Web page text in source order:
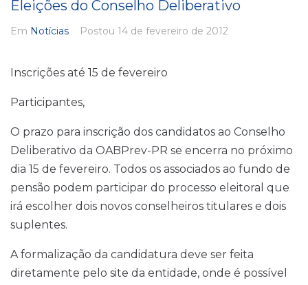
Eleições do Conselho Deliberativo
Em Notícias Postou 14 de fevereiro de 2012
Inscrições até 15 de fevereiro
Participantes,
O prazo para inscrição dos candidatos ao Conselho
Deliberativo da OABPrev-PR se encerra no próximo
dia 15 de fevereiro. Todos os associados ao fundo de
pensão podem participar do processo eleitoral que
irá escolher dois novos conselheiros titulares e dois
suplentes.
A formalização da candidatura deve ser feita
diretamente pelo site da entidade, onde é possível